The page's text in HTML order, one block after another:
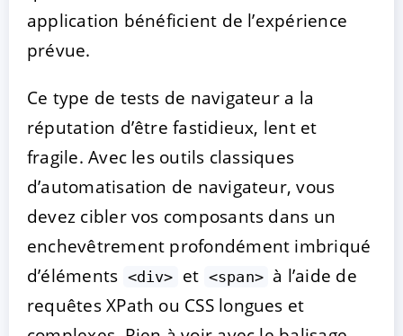
application bénéficient de l’expérience
prévue.
Ce type de tests de navigateur a la
réputation d’être fastidieux, lent et
fragile. Avec les outils classiques
d’automatisation de navigateur, vous
devez cibler vos composants dans un
enchevêtrement profondément imbriqué
d’éléments <div> et <span> à l’aide de
requêtes XPath ou CSS longues et